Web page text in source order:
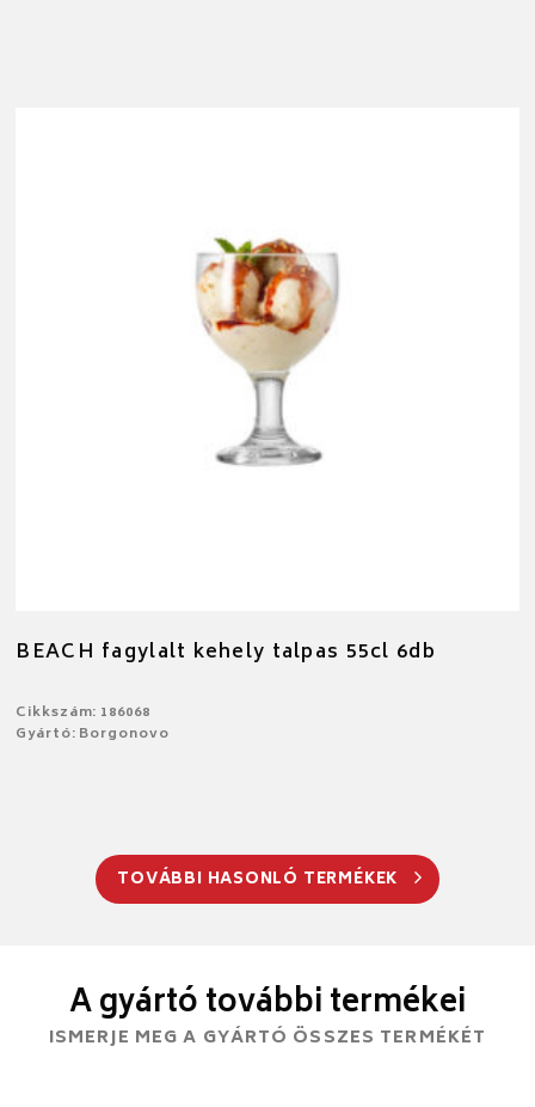
BEACH fagylalt kehely talpas 55cl 6db
Cikkszám: 186068
Gyártó: Borgonovo
TOVÁBBI HASONLÓ TERMÉKEK
A gyártó további termékei
ISMERJE MEG A GYÁRTÓ ÖSSZES TERMÉKÉT